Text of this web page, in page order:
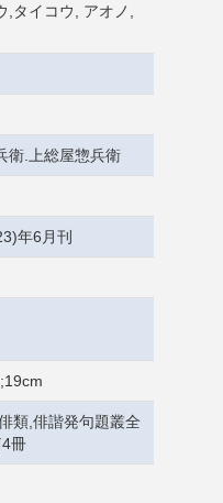
,タイコウ, アオノ,
衛.上総屋惣兵衛
年6月刊
類,俳諧発句題叢全
冊